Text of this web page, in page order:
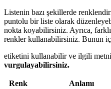
Listenin bazı şekillerde
puntolu bir liste olarak
nokta koyabilirsiniz. Ayrıca,
renkler kullanabilirsiniz. Bunun
etiketini kullanabilir ve ilgili
vurgulayabilirsiniz.
Renk
Anlamı